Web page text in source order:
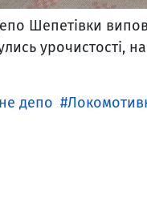
Шепетівки
урочистості,
депо